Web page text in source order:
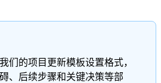
们的项目更新模板设置格式，
、后续步骤和关键决策等部